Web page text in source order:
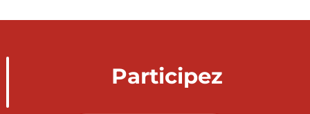
Participez